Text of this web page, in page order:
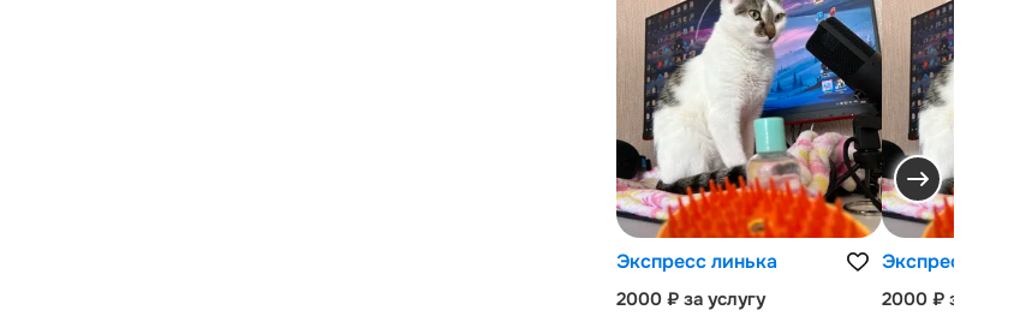
Экспресс линька
2000 ₽ за услугу
Экспресс-
2000 ₽ за